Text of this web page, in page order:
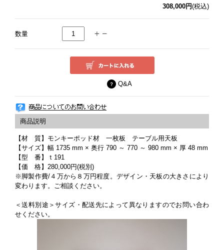
308,000円(税込)
数量
Q&A
【材 質】モンキーポッド材 一枚板 テーブル用天板
【サイズ】幅 1735 mm × 奥行 790 ～ 770 ～ 980 mm × 厚 48 mm
【型 番】ｔ191
【価 格】280,000円(税別)
※脚製作費/４万から８万円程度。デザイン・天板の大きさにより
変わります。ご相談ください。
＜送料別途＞サイズ・配送先によって異なりますのでお問い合わ
せください。